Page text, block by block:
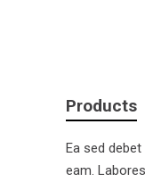
Products
Ea sed
eam.